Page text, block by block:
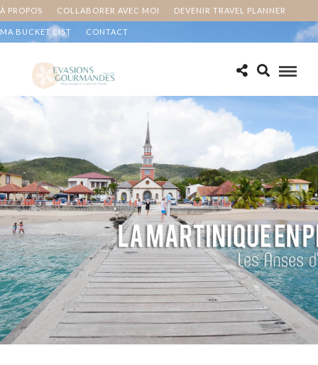
À PROPOS COLLABORER AVEC MOI DEVENIR TRAVEL PLANNER
MA BUCKET LIST CONTACT